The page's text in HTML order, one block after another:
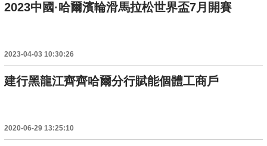
2023中國·哈爾濱輪滑馬拉松世界盃7月開賽
2023-04-03 10:30:26
建行黑龍江齊齊哈爾分行賦能個體工商戶
2020-06-29 13:25:10